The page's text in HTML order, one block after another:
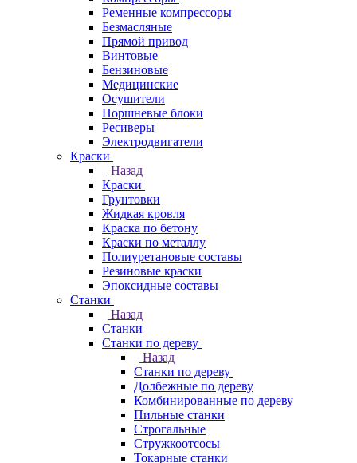
Ременные компрессоры
Безмасляные
Прямой привод
Винтовые
Бензиновые
Медицинские
Осушители
Поршневые блоки
Ресиверы
Электродвигатели
Краски
Назад
Краски
Грунтовки
Жидкая кровля
Краска по бетону
Краски по металлу
Полиуретановые составы
Резиновые краски
Эпоксидные составы
Станки
Назад
Станки
Станки по дереву
Назад
Станки по дереву
Долбежные по дереву
Комбинированные по дереву
Пильные станки
Строгальные
Стружкоотсосы
Токарные станки